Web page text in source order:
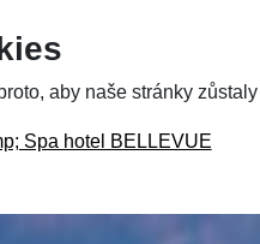
Spa hotel BELLEVUE
aby naše stránky